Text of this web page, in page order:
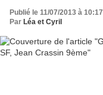
Publié le 11/07/2013 à 10:17
Par Léa et Cyril